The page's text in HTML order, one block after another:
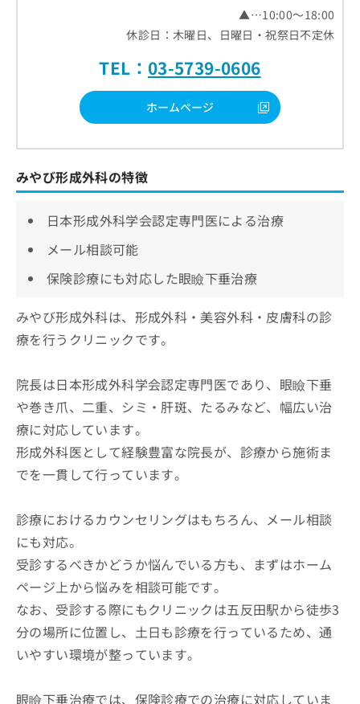
▲…10:00～18:00
休診日：木曜日、日曜日・祝祭日不定休
TEL： 03-5739-0606
ホームページ
みやび形成外科の特徴
日本形成外科学会認定専門医による治療
メール相談可能
保険診療にも対応した眼瞼下垂治療
みやび形成外科は、形成外科・美容外科・皮膚科の診
療を行うクリニックです。
院長は日本形成外科学会認定専門医であり、眼瞼下垂
や巻き爪、二重、シミ・肝斑、たるみなど、幅広い治
療に対応しています。
形成外科医として経験豊富な院長が、診療から施術ま
でを一貫して行っています。
診療におけるカウンセリングはもちろん、メール相談
にも対応。
受診するべきかどうか悩んでいる方も、まずはホーム
ページ上から悩みを相談可能です。
なお、受診する際にもクリニックは五反田駅から徒歩3
分の場所に位置し、土日も診療を行っているため、通
いやすい環境が整っています。
眼瞼下垂治療では、保険診療での治療に対応していま